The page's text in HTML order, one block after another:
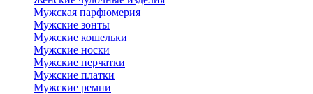
Мужская парфюмерия
Мужские зонты
Мужские кошельки
Мужские носки
Мужские перчатки
Мужские платки
Мужские ремни